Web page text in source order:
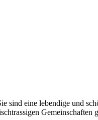
sind eine lebendige und